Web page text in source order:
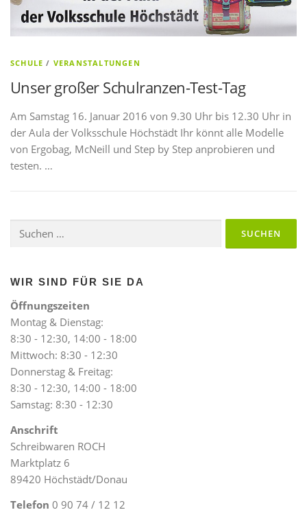
SCHULE / VERANSTALTUNGEN
Unser großer Schulranzen-Test-Tag
Am Samstag 16. Januar 2016 von 9.30 Uhr bis 12.30 Uhr in
der Aula der Volksschule Höchstädt Ihr könnt alle Modelle
von Ergobag, McNeill und Step by Step anprobieren und
testen. …
nach:
WIR SIND FÜR SIE DA
Öffnungszeiten
Montag & Dienstag:
8:30 - 12:30, 14:00 - 18:00
Mittwoch: 8:30 - 12:30
Donnerstag & Freitag:
8:30 - 12:30, 14:00 - 18:00
Samstag: 8:30 - 12:30
Anschrift
Schreibwaren ROCH
Marktplatz 6
89420 Höchstädt/Donau
Telefon 0 90 74 / 12 12